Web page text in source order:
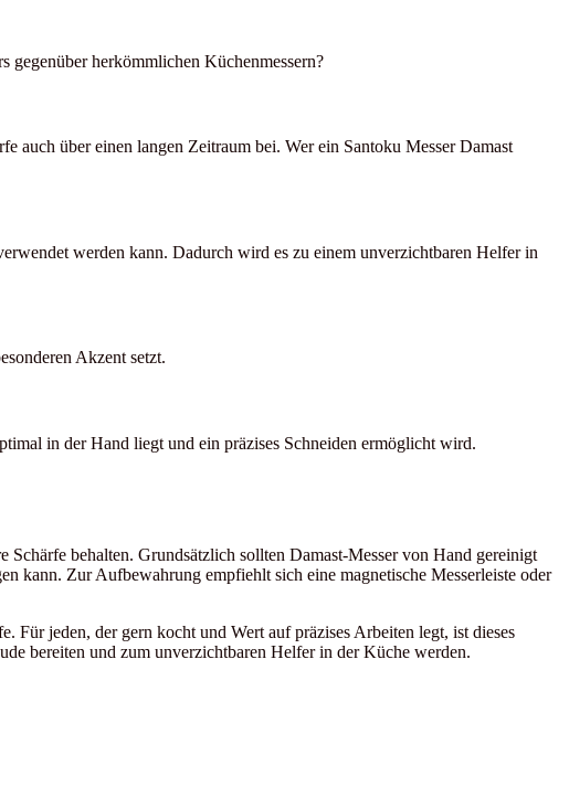
gegenüber herkömmlichen Küchenmessern?
auch über einen langen Zeitraum bei. Wer ein Santoku Messer Damast
werden kann. Dadurch wird es zu einem unverzichtbaren Helfer in
Akzent setzt.
in der Hand liegt und ein präzises Schneiden ermöglicht wird.
behalten. Grundsätzlich sollten Damast-Messer von Hand gereinigt
kann. Zur Aufbewahrung empfiehlt sich eine magnetische Messerleiste oder
Für jeden, der gern kocht und Wert auf präzises Arbeiten legt, ist dieses
bereiten und zum unverzichtbaren Helfer in der Küche werden.